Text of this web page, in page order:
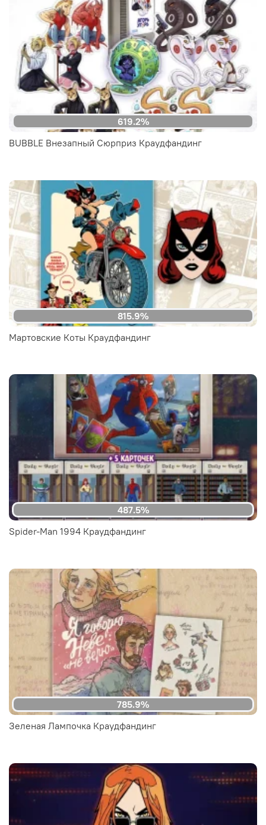
619.2%
BUBBLE Внезапный Сюрприз Краудфандинг
815.9%
Мартовские Коты Краудфандинг
487.5%
Spider-Man 1994 Краудфандинг
785.9%
Зеленая Лампочка Краудфандинг